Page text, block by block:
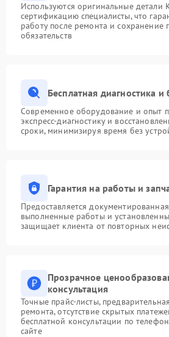
Используются оригинальные
сертификацию специалисты, что
работу после ремонта и сохранение
обязательств
Бесплатная диагностика
Современное оборудование и опыт
экспресс-диагностику и
сроки, минимизируя время без
Гарантия на работы и
Предоставляется
выполненные работы и
защищает клиента от повторных
Прозрачное
консультация
Точные прайс-листы,
ремонта, отсутствие скрытых
бесплатной консультации по
сайте